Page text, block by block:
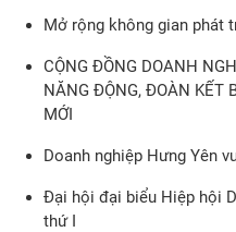
Mở rộng không gian phát
CỘNG ĐỒNG DOANH
NĂNG ĐỘNG, ĐOÀN KẾT
MỚI
Doanh nghiệp Hưng Yên
Đại hội đại biểu Hiệp hội
thứ I